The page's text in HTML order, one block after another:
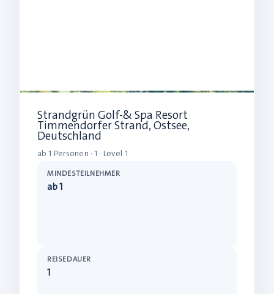
Strandgrün Golf-& Spa Resort
Timmendorfer Strand, Ostsee,
Deutschland
ab 1 Personen · 1 · Level 1
MINDESTEILNEHMER
ab 1
REISEDAUER
1